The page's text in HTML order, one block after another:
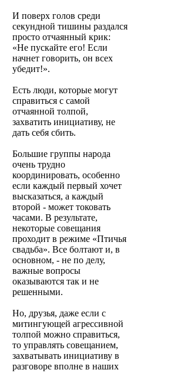
И поверх голов среди
секундной тишины раздался
просто отчаянный крик:
«Не пускайте его! Если
начнет говорить, он всех
убедит!».
Есть люди, которые могут
справиться с самой
отчаянной толпой,
захватить инициативу, не
дать себя сбить.
Большие группы народа
очень трудно
координировать, особенно
если каждый первый хочет
высказаться, а каждый
второй - может токовать
часами. В результате,
некоторые совещания
проходит в режиме «Птичья
свадьба». Все болтают и, в
основном, - не по делу,
важные вопросы
оказываются так и не
решенными.
Но, друзья, даже если с
митингующей агрессивной
толпой можно справиться,
то управлять совещанием,
захватывать инициативу в
разговоре вполне в наших